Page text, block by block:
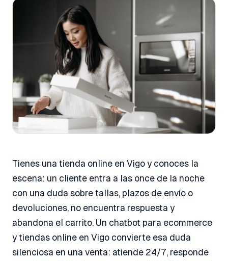
Tienes una tienda online en Vigo y conoces la
escena: un cliente entra a las once de la noche
con una duda sobre tallas, plazos de envío o
devoluciones, no encuentra respuesta y
abandona el carrito. Un chatbot para ecommerce
y tiendas online en Vigo convierte esa duda
silenciosa en una venta: atiende 24/7, responde